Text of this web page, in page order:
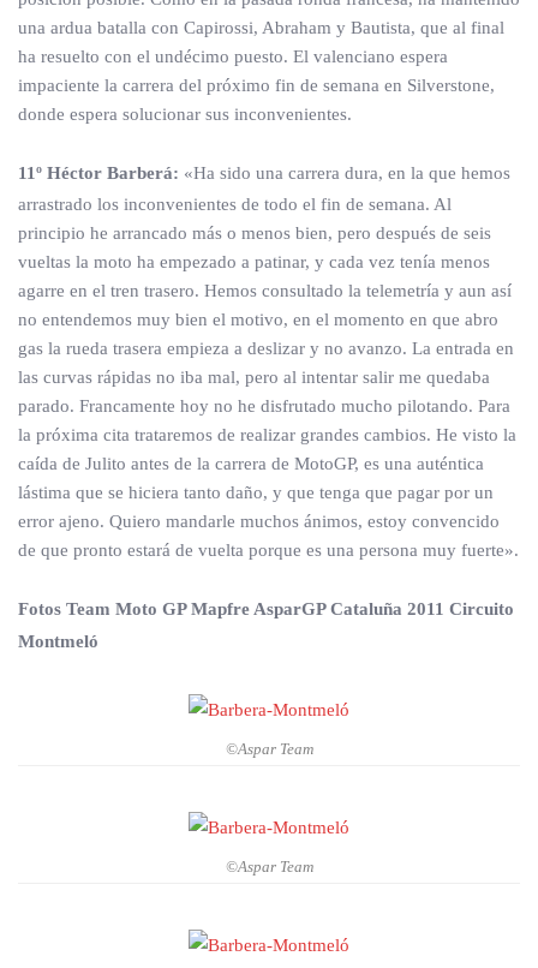
una ardua batalla con Capirossi, Abraham y Bautista, que al final
ha resuelto con el undécimo puesto. El valenciano espera
impaciente la carrera del próximo fin de semana en Silverstone,
donde espera solucionar sus inconvenientes.
11º Héctor Barberá: «Ha sido una carrera dura, en la que hemos
arrastrado los inconvenientes de todo el fin de semana. Al
principio he arrancado más o menos bien, pero después de seis
vueltas la moto ha empezado a patinar, y cada vez tenía menos
agarre en el tren trasero. Hemos consultado la telemetría y aun así
no entendemos muy bien el motivo, en el momento en que abro
gas la rueda trasera empieza a deslizar y no avanzo. La entrada en
las curvas rápidas no iba mal, pero al intentar salir me quedaba
parado. Francamente hoy no he disfrutado mucho pilotando. Para
la próxima cita trataremos de realizar grandes cambios. He visto la
caída de Julito antes de la carrera de MotoGP, es una auténtica
lástima que se hiciera tanto daño, y que tenga que pagar por un
error ajeno. Quiero mandarle muchos ánimos, estoy convencido
de que pronto estará de vuelta porque es una persona muy fuerte».
Fotos Team Moto GP Mapfre AsparGP Cataluña 2011 Circuito
Montmeló
©Aspar Team
©Aspar Team